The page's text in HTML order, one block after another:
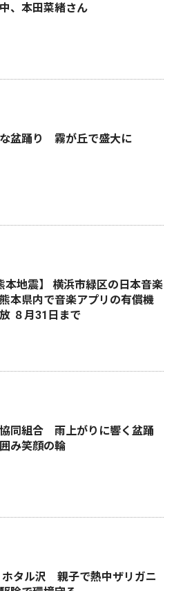
、本田菜緒さん
盆踊り 霧が丘で盛大に
本地震】 横浜市緑区の日本音楽
本県内で音楽アプリの有償機
８月31日まで
同組合 雨上がりに響く盆踊
み笑顔の輪
ホタル沢 親子で熱中ザリガニ